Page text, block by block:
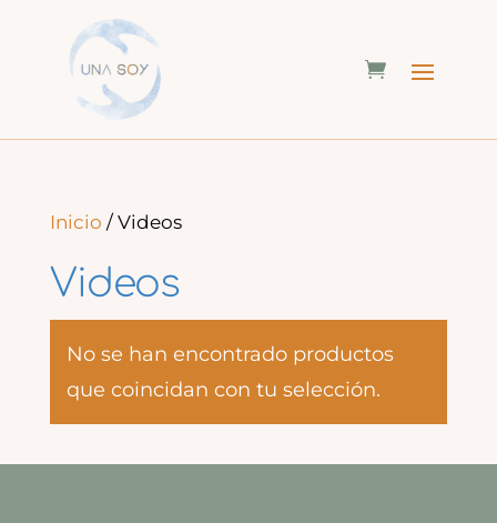
Inicio / Videos
Videos
No se han encontrado productos
que coincidan con tu selección.